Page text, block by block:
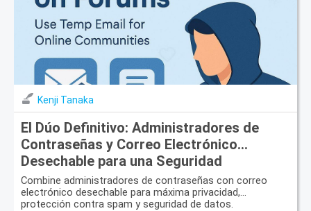
Kenji Tanaka
El Dúo Definitivo: Administradores de
Contraseñas y Correo Electrónico
Desechable para una Seguridad
Inquebrantable en 2026
Combine administradores de contraseñas con correo
electrónico desechable para máxima privacidad,
protección contra spam y seguridad de datos.